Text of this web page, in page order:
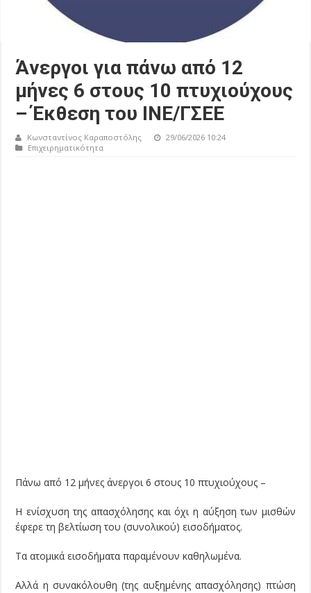
Άνεργοι για πάνω από 12
μήνες 6 στους 10 πτυχιούχους
– Έκθεση του ΙΝΕ/ΓΣΕΕ
Κωνσταντίνος Καραποστόλης
29/06/2026 10:24
Επιχειρηματικότητα
Πάνω από 12 μήνες άνεργοι 6 στους 10 πτυχιούχους –
Η ενίσχυση της απασχόλησης και όχι η αύξηση των μισθών
έφερε τη βελτίωση του (συνολικού) εισοδήματος.
Τα ατομικά εισοδήματα παραμένουν καθηλωμένα.
Αλλά η συνακόλουθη (της αυξημένης απασχόλησης) πτώση